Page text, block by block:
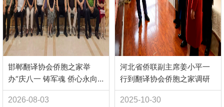
邯郸翻译协会侨胞之家举
办“庆八一 铸军魂 侨心永向
党”主题宣讲朗诵演唱会
2026-08-03
河北省侨联副主席姜小平一
行到翻译协会侨胞之家调研
2025-10-30